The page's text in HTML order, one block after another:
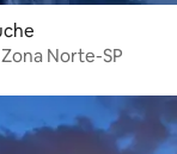
Norte-SP